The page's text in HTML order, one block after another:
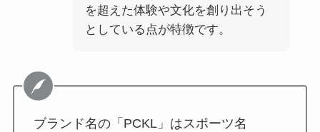
を超えた体験や文化を創り出そう
としている点が特徴です。
ブランド名の「PCKL」はスポーツ名